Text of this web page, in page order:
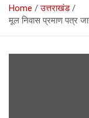
Home
उत्तराखंड
मूल निवास प्रमाण पत्र